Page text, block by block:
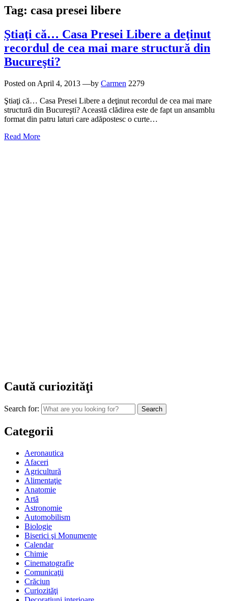
Tag: casa presei libere
Ştiaţi că… Casa Presei Libere a deţinut
recordul de cea mai mare structură din
Bucureşti?
Posted on April 4, 2013 —by Carmen 2279
Ştiaţi că… Casa Presei Libere a deţinut recordul de cea mai mare
structură din Bucureşti? Această clădirea este de fapt un ansamblu
format din patru laturi care adăpostesc o curte…
Read More
Caută curiozităţi
Search for:
Categorii
Aeronautica
Afaceri
Agricultură
Alimentaţie
Anatomie
Artă
Astronomie
Automobilism
Biologie
Biserici şi Monumente
Calendar
Chimie
Cinematografie
Comunicaţii
Crăciun
Curiozităţi